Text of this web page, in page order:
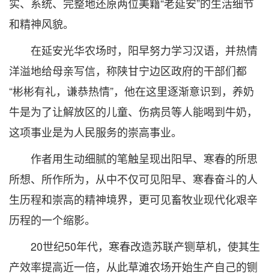
和精神风貌。
在延安光华农场时，阳早努力学习汉语，并热情
洋溢地给母亲写信，称陕甘宁边区政府的干部们都
“彬彬有礼，谦恭热情”，他在这里逐渐意识到，养奶
牛是为了让解放区的儿童、伤病员等人能喝到牛奶，
这项事业是为人民服务的崇高事业。
作者用生动细腻的笔触呈现出阳早、寒春的所思
所想、所作所为，从中不仅可见阳早、寒春奋斗的人
生历程和崇高的精神境界，更可见畜牧业现代化艰辛
历程的一个缩影。
20世纪50年代，寒春改造苏联产铡草机，使其生
产效率提高近一倍，从此草滩农场开始生产自己的铡